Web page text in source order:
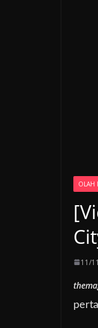
OLAH
11/